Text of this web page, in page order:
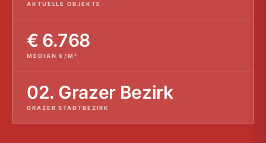
AKTUELLE OBJEKTE
€ 6.768
MEDIAN €/M²
02. Grazer Bezirk
GRAZER STADTBEZIRK